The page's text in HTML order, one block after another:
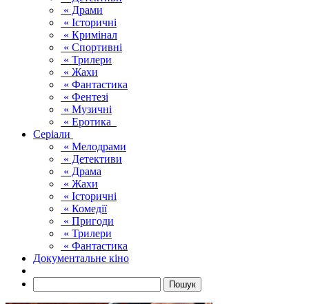
« Драми
« Історичні
« Кримінал
« Спортивні
« Трилери
« Жахи
« Фантастика
« Фентезі
« Музичні
« Еротика
Серіали
« Мелодрами
« Детективи
« Драма
« Жахи
« Історичні
« Комедії
« Пригоди
« Трилери
« Фантастика
Документальне кіно
Пошук